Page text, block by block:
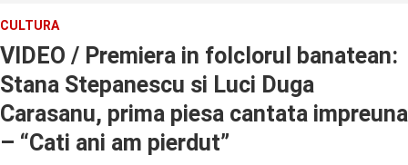
CULTURA
VIDEO / Premiera in folclorul banatean:
Stana Stepanescu si Luci Duga
Carasanu, prima piesa cantata impreuna
– “Cati ani am pierdut”